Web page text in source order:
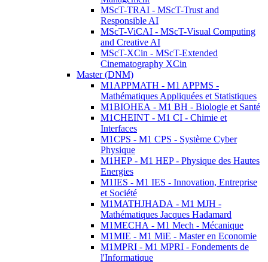
MScT-TRAI - MScT-Trust and
Responsible AI
MScT-ViCAI - MScT-Visual Computing
and Creative AI
MScT-XCin - MScT-Extended
Cinematography XCin
Master (DNM)
M1APPMATH - M1 APPMS -
Mathématiques Appliquées et Statistiques
M1BIOHEA - M1 BH - Biologie et Santé
M1CHEINT - M1 CI - Chimie et
Interfaces
M1CPS - M1 CPS - Système Cyber
Physique
M1HEP - M1 HEP - Physique des Hautes
Energies
M1IES - M1 IES - Innovation, Entreprise
et Société
M1MATHJHADA - M1 MJH -
Mathématiques Jacques Hadamard
M1MECHA - M1 Mech - Mécanique
M1MIE - M1 MiE - Master en Economie
M1MPRI - M1 MPRI - Fondements de
l'Informatique